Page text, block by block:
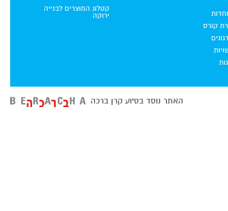
קורס
קטלוג המוצרים לבנייה
ירוקה
האתר נוסד בסיוע קרן ברכה